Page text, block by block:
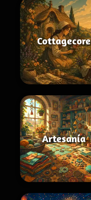
Cottagecore
Artesanía